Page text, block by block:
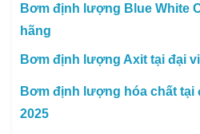
Bơm định lượng Blue White
hãng
Bơm định lượng Axit tại đại
Bơm định lượng hóa chất tại
2025